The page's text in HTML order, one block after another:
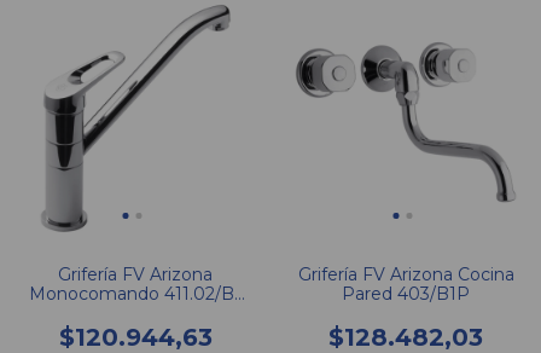
Grifería FV Arizona
Monocomando 411.02/B1
Alto
$120.944,63
Grifería FV Arizona Cocina
Pared 403/B1P
$128.482,03